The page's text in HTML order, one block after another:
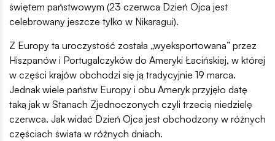
świętem państwowym (23 czerwca Dzień Ojca jest
celebrowany jeszcze tylko w Nikaragui).
Z Europy ta uroczystość została „wyeksportowana” przez
Hiszpanów i Portugalczyków do Ameryki Łacińskiej, w której
w części krajów obchodzi się ją tradycyjnie 19 marca.
Jednak wiele państw Europy i obu Ameryk przyjęło datę
taką jak w Stanach Zjednoczonych czyli trzecią niedzielę
czerwca. Jak widać Dzień Ojca jest obchodzony w różnych
częściach świata w różnych dniach.